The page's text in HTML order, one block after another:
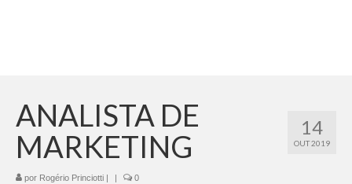
14
OUT 2019
ANALISTA DE
MARKETING
por Rogério Princiotti | | 0